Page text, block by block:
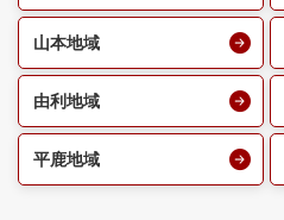
山本地域
由利地域
平鹿地域